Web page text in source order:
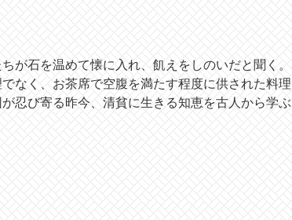
が石を温めて懐に入れ、飢えをしのいだと聞く。
なく、お茶席で空腹を満たす程度に供された料理
忍び寄る昨今、清貧に生きる知恵を古人から学ぶ